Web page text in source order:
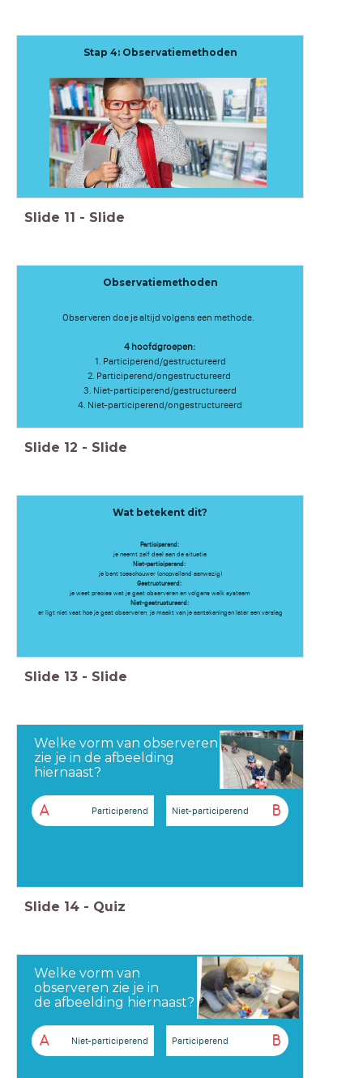
Stap 4: Observatiemethoden
Slide 11 - Slide
Observatiemethoden
​Observeren doe je altijd volgens een methode. ​
4 hoofdgroepen:​
1. Participerend/gestructureerd​
2. Participerend/ongestructureerd
3. Niet-participerend/gestructureerd​
4. Niet-participerend/ongestructureerd​
Slide 12 - Slide
Wat betekent dit?
Participerend:
je neemt zelf deel aan de situatie
Niet-participerend:
je bent toeschouwer (onopvallend aanwezig)
Gestructureerd:
je weet precies wat je gaat observeren en volgens welk systeem
Niet-gestructureerd:
er ligt niet vast hoe je gaat observeren, je maakt van je aantekeningen later een verslag
Slide 13 - Slide
Welke vorm van observeren
zie je in de afbeelding
hiernaast?
A Participerend B
Niet-participerend
Slide 14 - Quiz
Welke vorm van
observeren zie je in
de afbeelding hiernaast?
A Niet-participerend B
Participerend